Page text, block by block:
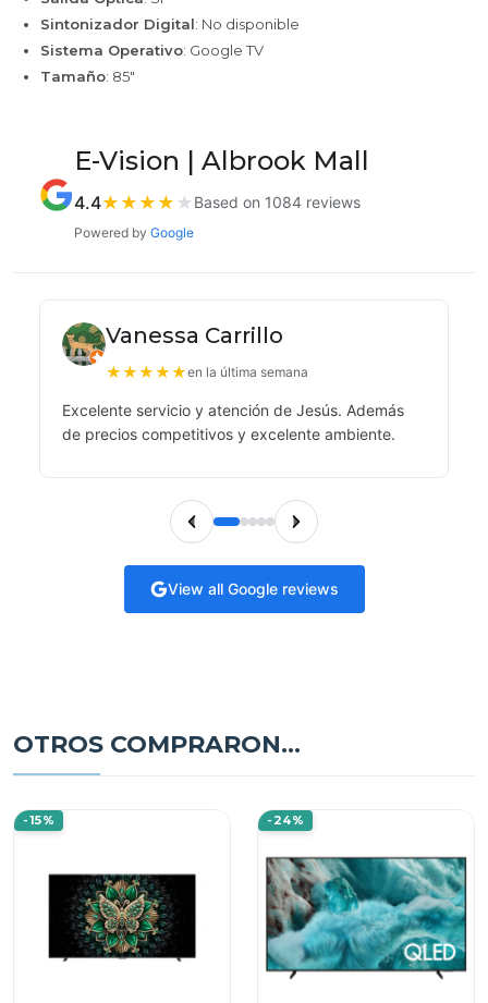
Sintonizador Digital: No disponible
Sistema Operativo: Google TV
Tamaño: 85"
E-Vision | Albrook Mall
4.4★ ★ ★ ★ ★ Based on 1084 reviews
Powered by Google
Vanessa Carrillo
★★★★★en la última semana
Excelente servicio y atención de Jesús. Además
de precios competitivos y excelente ambiente.
View all Google reviews
OTROS COMPRARON...
-15% -24%